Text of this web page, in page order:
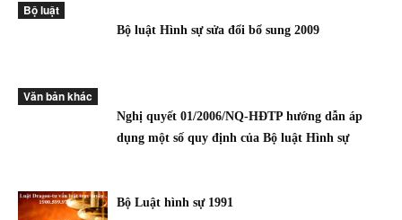
Bộ luật
Bộ luật Hình sự sửa đổi bổ sung 2009
Văn bản khác
Nghị quyết 01/2006/NQ-HĐTP hướng dẫn áp
dụng một số quy định của Bộ luật Hình sự
Bộ Luật hình sự 1991